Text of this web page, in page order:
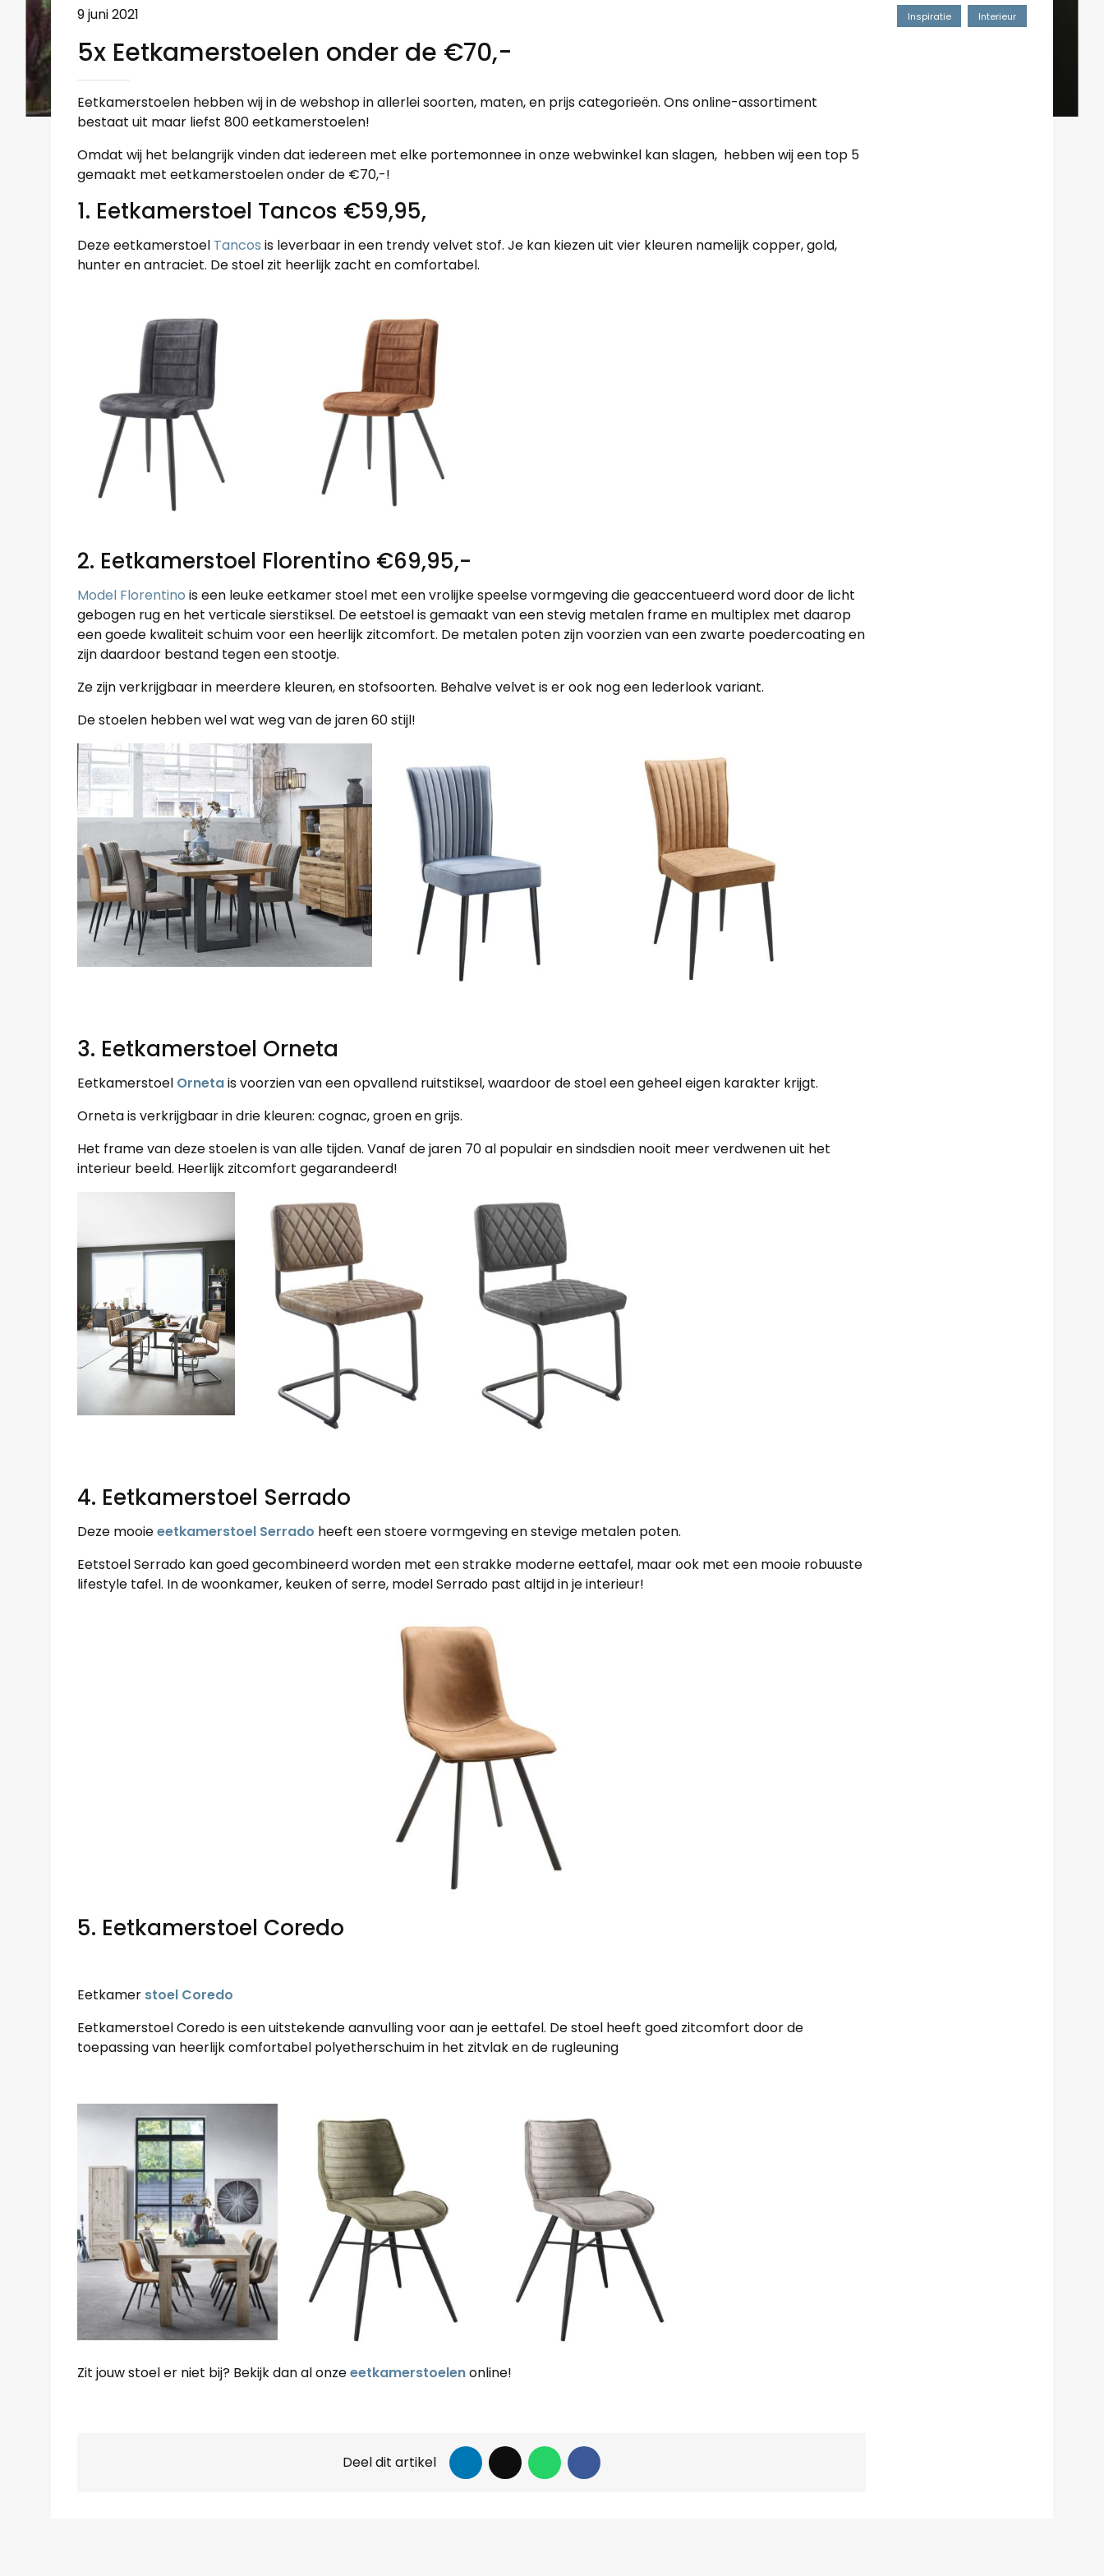
9 juni 2021
5x Eetkamerstoelen onder de €70,-
Eetkamerstoelen hebben wij in de webshop in allerlei soorten, maten, en prijs categorieën. Ons online-assortiment
bestaat uit maar liefst 800 eetkamerstoelen!
Omdat wij het belangrijk vinden dat iedereen met elke portemonnee in onze webwinkel kan slagen, hebben wij een top 5
gemaakt met eetkamerstoelen onder de €70,-!
1. Eetkamerstoel Tancos €59,95,
Deze eetkamerstoel Tancos is leverbaar in een trendy velvet stof. Je kan kiezen uit vier kleuren namelijk copper, gold,
hunter en antraciet. De stoel zit heerlijk zacht en comfortabel.
2. Eetkamerstoel Florentino €69,95,-
Model Florentino is een leuke eetkamer stoel met een vrolijke speelse vormgeving die geaccentueerd word door de licht
gebogen rug en het verticale sierstiksel. De eetstoel is gemaakt van een stevig metalen frame en multiplex met daarop
een goede kwaliteit schuim voor een heerlijk zitcomfort. De metalen poten zijn voorzien van een zwarte poedercoating en
zijn daardoor bestand tegen een stootje.
Ze zijn verkrijgbaar in meerdere kleuren, en stofsoorten. Behalve velvet is er ook nog een lederlook variant.
De stoelen hebben wel wat weg van de jaren 60 stijl!
3. Eetkamerstoel Orneta
Eetkamerstoel Ornetais voorzien van een opvallend ruitstiksel, waardoor de stoel een geheel eigen karakter krijgt.
Orneta is verkrijgbaar in drie kleuren: cognac, groen en grijs.
Het frame van deze stoelen is van alle tijden. Vanaf de jaren 70 al populair en sindsdien nooit meer verdwenen uit het
interieur beeld. Heerlijk zitcomfort gegarandeerd!
4. Eetkamerstoel Serrado
Deze mooieeetkamerstoel Serrado heeft een stoere vormgeving en stevige metalen poten.
Eetstoel Serrado kan goed gecombineerd worden met een strakke moderne eettafel, maar ook met een mooie robuuste
lifestyle tafel. In de woonkamer, keuken of serre, model Serrado past altijd in je interieur!
5. Eetkamerstoel Coredo
Eetkamer stoel Coredo
Eetkamerstoel Coredo is een uitstekende aanvulling voor aan je eettafel. De stoel heeft goed zitcomfort door de
toepassing van heerlijk comfortabel polyetherschuim in het zitvlak en de rugleuning
Zit jouw stoel er niet bij? Bekijk dan al onzeeetkamerstoelenonline!
Inspiratie Interieur
Deel dit artikel